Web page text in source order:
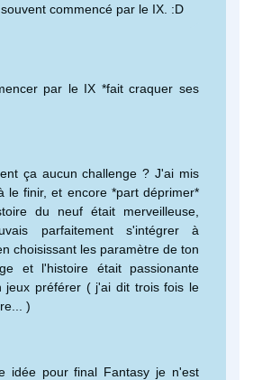
commencé par le IX. :D
par le IX *fait craquer ses
ça aucun challenge ? J'ai mis
le finir, et encore *part déprimer*
du neuf était merveilleuse,
parfaitement s'intégrer à
choisissant les paramètre de ton
et l'histoire était passionante
jeux préférer ( j'ai dit trois fois le
)
idée pour final Fantasy je n'est